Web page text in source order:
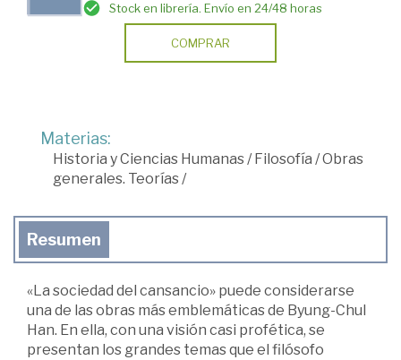
Stock en librería. Envío en 24/48 horas
COMPRAR
Materias:
Historia y Ciencias Humanas/ Filosofía /Obras
generales. Teorías/
Resumen
«La sociedad del cansancio» puede considerarse
una de las obras más emblemáticas de Byung-Chul
Han. En ella, con una visión casi profética, se
presentan los grandes temas que el filósofo